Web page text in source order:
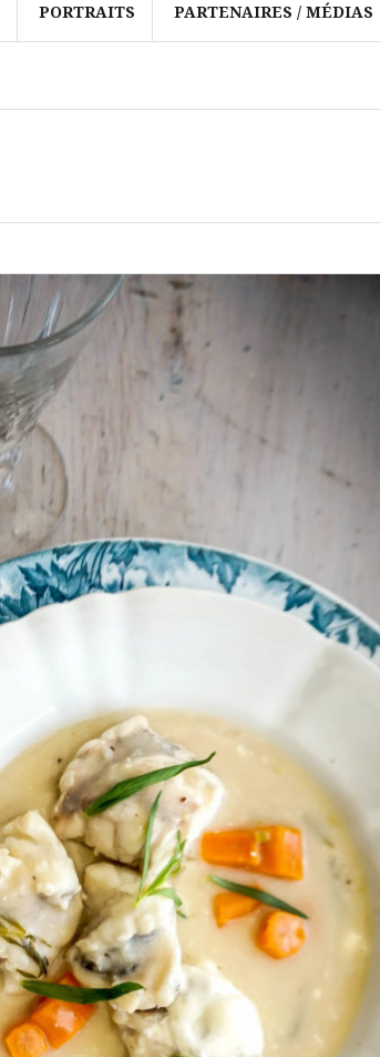
PORTRAITS PARTENAIRES / MÉDIAS